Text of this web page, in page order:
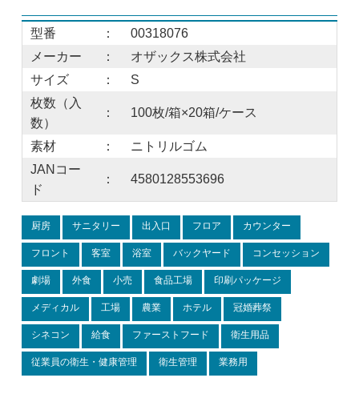
型番 ：
00318076
メーカー
：
オザックス株式会社
サイズ
：
S
枚数（入
数）
： 100枚/箱×20箱/ケース
素材 ：
ニトリルゴム
JANコー
ド
： 4580128553696
厨房 サニタリー 出入口 フロア カウンター
フロント 客室 浴室 バックヤード コンセッション
劇場 外食 小売 食品工場 印刷パッケージ
メディカル 工場 農業 ホテル 冠婚葬祭
シネコン 給食 ファーストフード 衛生用品
従業員の衛生・健康管理 衛生管理 業務用